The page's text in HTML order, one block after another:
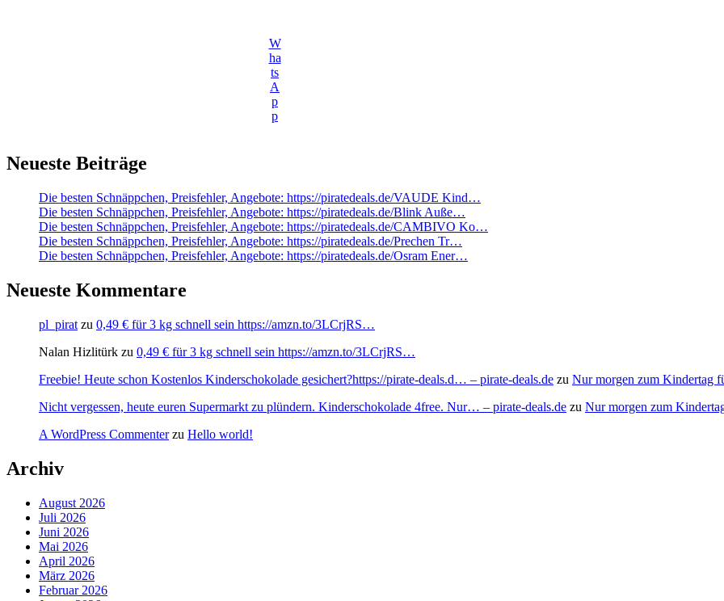
W
ha
ts
A
p
p
Neueste Beiträge
Die besten Schnäppchen, Preisfehler, Angebote: https://piratedeals.de/VAUDE Kind…
Die besten Schnäppchen, Preisfehler, Angebote: https://piratedeals.de/Blink Auße…
Die besten Schnäppchen, Preisfehler, Angebote: https://piratedeals.de/CAMBIVO Ko…
Die besten Schnäppchen, Preisfehler, Angebote: https://piratedeals.de/Prechen Tr…
Die besten Schnäppchen, Preisfehler, Angebote: https://piratedeals.de/Osram Ener…
Neueste Kommentare
pl_pirat zu 0,49 € für 3 kg schnell sein https://amzn.to/3LCrjRS…
Nalan Hizlitürk zu 0,49 € für 3 kg schnell sein https://amzn.to/3LCrjRS…
Freebie! Heute schon Kostenlos Kinderschokolade gesichert?https://pirate-deals.d… – pirate-deals.de zu Nur morgen zum Kindertag
Nicht vergessen, heute euren Supermarkt zu plündern. Kinderschokolade 4free. Nur… – pirate-deals.de zu Nur morgen zum
A WordPress Commenterzu Hello world!
Archiv
August 2026
Juli 2026
Juni 2026
Mai 2026
April 2026
März 2026
Februar 2026